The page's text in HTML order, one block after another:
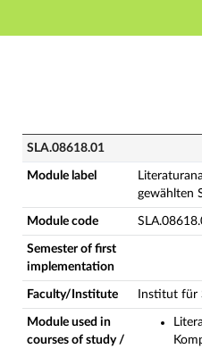
Main
SLA.08618.01 -
SLA.08618.01
Module label
gewählten
Module code
Semester of first
implementation
Faculty/Institute Institut für
Module used in
courses of study /